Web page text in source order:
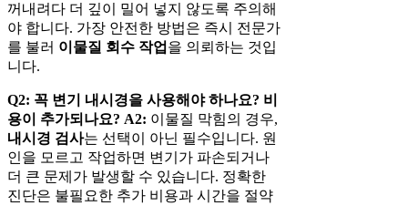
꺼내려다 더 깊이 밀어 넣지 않도록 주의해
야 합니다. 가장 안전한 방법은 즉시 전문가
를 불러 이물질 회수 작업 을 의뢰하는 것입
니다.
Q2: 꼭 변기 내시경을 사용해야 하나요? 비
용이 추가되나요? A2: 이물질 막힘의 경우,
내시경 검사는 선택이 아닌 필수입니다. 원
인을 모르고 작업하면 변기가 파손되거나
더 큰 문제가 발생할 수 있습니다. 정확한
진단은 불필요한 추가 비용과 시간을 절약